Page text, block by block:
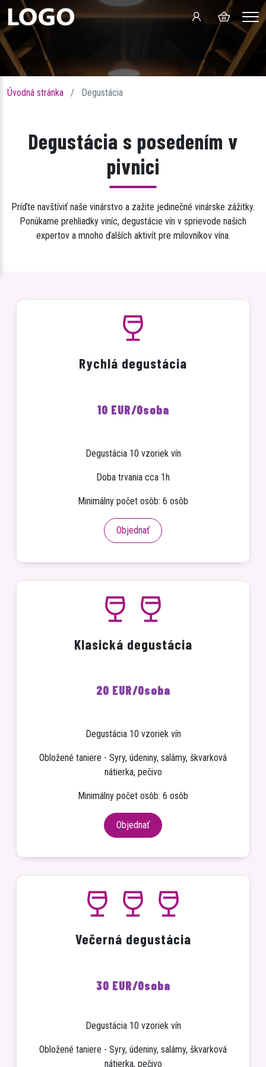
Víno zrodené
prírodou
Rodinné vinárstvo Šamorín
Předchozí
Úvodná stránka Degustácia
Degustácia s posedením v
pivnici
Príďte navštíviť naše vinárstvo a zažite jedinečné vinárske zážitky.
Ponúkame prehliadky viníc, degustácie vín v sprievode našich
expertov a mnoho ďalších aktivít pre milovníkov vína.
Rychlá degustácia
10 EUR/Osoba
Degustácia 10 vzoriek vín
Doba trvania cca 1h
Minimálny počet osôb: 6 osôb
Objednať
Klasická degustácia
20 EUR/Osoba
Degustácia 10 vzoriek vín
Obložené taniere - Syry, údeniny, salámy, škvarková
nátierka, pečivo
Minimálny počet osôb: 6 osôb
Objednať
Večerná degustácia
30 EUR/Osoba
Degustácia 10 vzoriek vín
Obložené taniere - Syry, údeniny, salámy, škvarková
nátierka, pečivo